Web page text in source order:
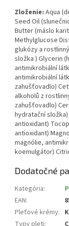
Zloženie: Aqua
Seed Oil
Butter (máslo
Methylglucose
glukózy a
složka ) Glycerin
antimikrobiální
antimikrobiální
zahušťovadlo)
alkoholů z
zahušťovadlo)
hydratační
antioxidant)
antioxidant)
magnólie,
koemulgátor)
Dodatočné
Kategória:
EAN:
Pleťové krémy: